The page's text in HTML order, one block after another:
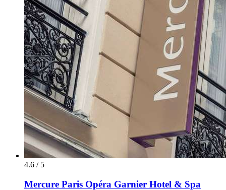
4.6 / 5
Mercure Paris Opéra Garnier Hotel & Spa